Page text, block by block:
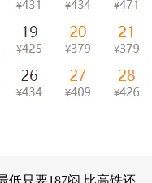
低只要187闷 比高铁还